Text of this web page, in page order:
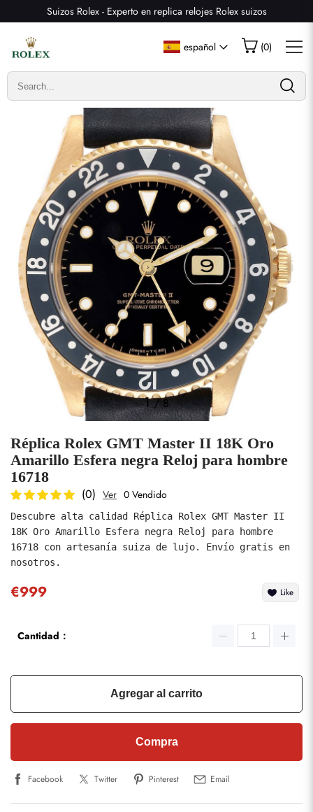
Suizos Rolex - Experto en replica relojes Rolex suizos
español (0)
1/8
Réplica Rolex GMT Master II 18K Oro
Amarillo Esfera negra Reloj para hombre
16718
(0) Ver 0 Vendido
Descubre alta calidad Réplica Rolex GMT Master II
18K Oro Amarillo Esfera negra Reloj para hombre
16718 con artesanía suiza de lujo. Envío gratis en
nosotros.
€999 Like
Cantidad：
Agregar al carrito
Compra
Facebook Twitter Pinterest Email
Escribir una reseña
Solo los clientes que hayan comprado este artículo pueden
dejar una reseña.
comentarios
enviar